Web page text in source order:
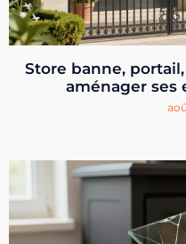
Store banne,
aménager ses